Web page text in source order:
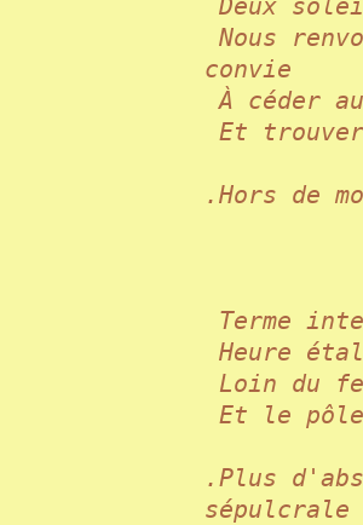
Deux
Nous
convie
À céder
Et
.Hors de
Terme
Heure
Loin du
Et le
.Plus
sépulcrale